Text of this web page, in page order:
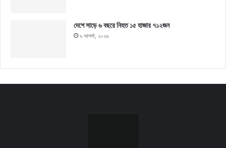
দেশে সাড়ে ৬ বছরে নিহত ১৫ হাজার ৭১২জন
৯ আগস্ট, ২০২৬